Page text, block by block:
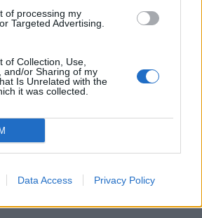
of processing my
Targeted Advertising.
of Collection, Use,
and/or Sharing of my
Is Unrelated with the
it was collected.
Data Access Privacy Policy